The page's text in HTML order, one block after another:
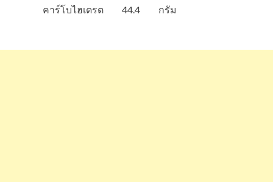
คาร์โบไฮเดรต
44.4 กรัม